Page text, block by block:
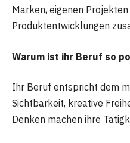
Marken, eigenen
Produktentwicklungen
Warum ist ihr Beruf so
Ihr Beruf entspricht dem
Sichtbarkeit, kreative
Denken machen ihre